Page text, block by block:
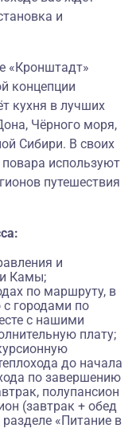
и
«Кронштадт»
концепции
кухня в лучших
Чёрного моря,
Сибири. В своих
используют
путешествия
и
Камы;
по маршруту, в
городами по
с нашими
плату;
до начала
по завершению
полупансион
(завтрак + обед
«Питание в